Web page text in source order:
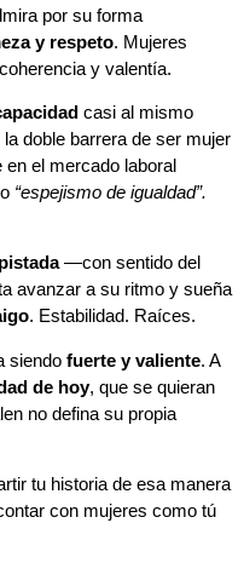
por su forma
y respeto. Mujeres
y valentía.
casi al mismo
doble barrera de ser mujer
el mercado laboral
“espejismo de igualdad”.
—con sentido del
avanzar a su ritmo y sueña
. Estabilidad. Raíces.
siendo fuerte y valiente. A
de hoy, que se quieran
no defina su propia
tu historia de esa manera
con mujeres como tú